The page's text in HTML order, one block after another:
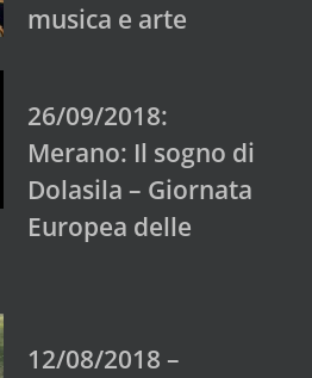
musica e arte
26/09/2018:
Merano: Il sogno di
Dolasila – Giornata
Europea delle
12/08/2018 –